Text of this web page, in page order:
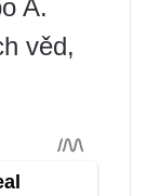
A.
věd,